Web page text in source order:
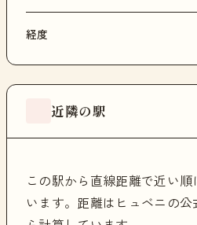
経度
近隣の駅
この駅から直線距離で近い
います。距離はヒュベニの